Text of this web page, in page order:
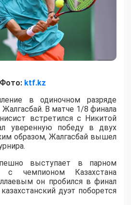
Фото: ktf.kz
в одиночном разряде
В матче 1/8 финала
встретился с Никитой
уверенную победу в двух
образом, Жалгасбай вышел
выступает в парном
с чемпионом Казахстана
он пробился в финал
дуэт поборется